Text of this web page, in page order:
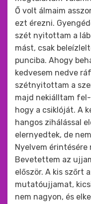
Ő volt álmaim
ezt érezni.
szét nyitottam a
mást, csak
punciba. Ahogy
kedvesem nedve
szétnyitottam a
majd nekiálltam
hogy a csiklóját. A
hangos zihálással
elernyedtek, de
Nyelvem
Bevetettem az
először. A kis szőrt
mutatóujjamat,
nem nagyon, és